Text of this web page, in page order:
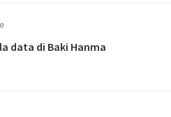
data di Baki Hanma